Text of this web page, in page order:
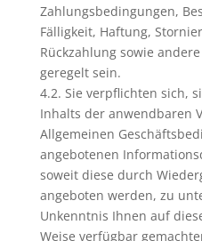
Zahlungsbedingungen,
Fälligkeit, Haftung,
Rückzahlung sowie
geregelt sein.
4.2. Sie verpflichten sich,
Inhalts der anwendbaren
Allgemeinen
angebotenen
soweit diese durch
angeboten werden, zu
Unkenntnis Ihnen auf
Weise verfügbar